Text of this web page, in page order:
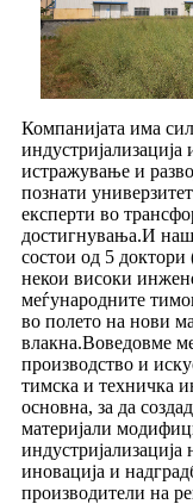
Компанијата има
истражување и
познати
експерти во
достигнувања.И
состои од 5 доктори
некои високи
меѓународните
во полето на нови
влакна.Воведовме
производство и
тимска и техничка
основна, за да
материјали
иновација и
производители на